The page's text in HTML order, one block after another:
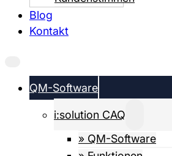
Blog
Kontakt
QM-Software
i:solution CAQ
» QM-Software